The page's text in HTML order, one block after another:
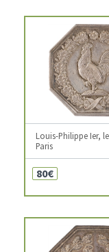
Louis-Philippe Ier,
Paris
80€